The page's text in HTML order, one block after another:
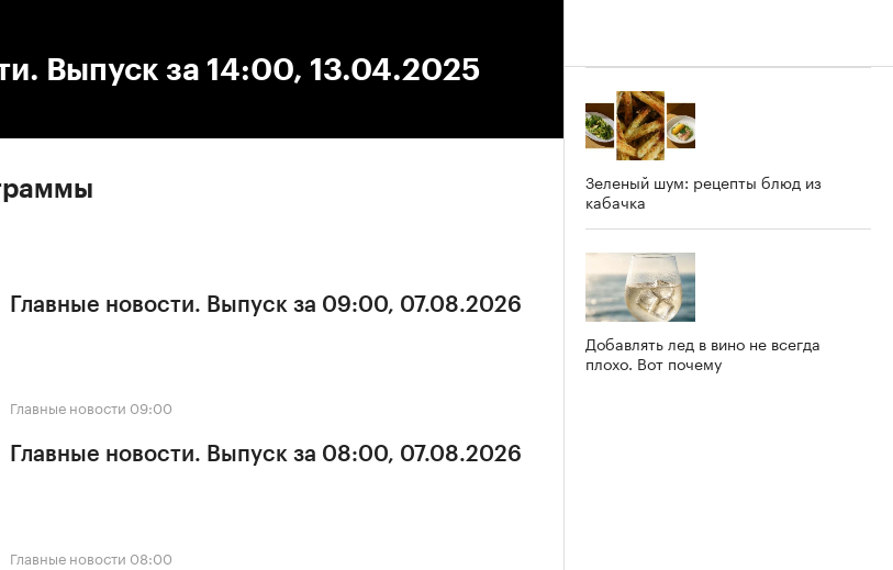
Выпуск за 14:00, 13.04.2025
Главные новости. Выпуск за 09:00, 07.08.2026
Главные новости 09:00
Главные новости. Выпуск за 08:00, 07.08.2026
Главные новости 08:00
Зеленый шум: рецепты блюд из
кабачка
Добавлять лед в вино не всегда
плохо. Вот почему